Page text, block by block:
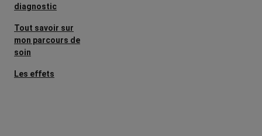
diagnostic
Tout savoir sur
mon parcours de
soin
Les effets